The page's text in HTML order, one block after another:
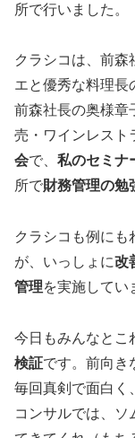
所で行いました。
クラシコは、前森
エと優秀な料理長
前森社長の奥様章
売・ワインレスト
会で、 私のセミナ
所で財務管理の勉
クラシコも例にも
が、いっしょに改
管理を実施してい
今日もみんなとこ
検証です。前向き
毎回真剣で面白く
コンサルでは、ソ